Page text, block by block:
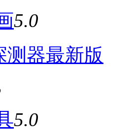
5.0
测器最新版
5.0